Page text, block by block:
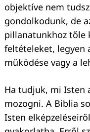
objektíve nem
gondolkodunk, de
pillanatunkhoz tőle
feltételeket, legyen
működése vagy a
Ha tudjuk, mi Isten
mozogni. A Biblia
Isten